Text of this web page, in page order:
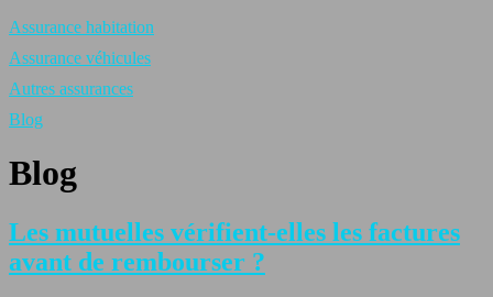
Assurance habitation
Assurance véhicules
Autres assurances
Blog
Blog
Les mutuelles vérifient-elles les factures
avant de rembourser ?